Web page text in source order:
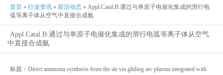
首页 » 行业资讯 » 前沿动态 » Appl.Catal.B:通过与单原子电催化集成的滑行电
弧等离子体从空气中直接合成氨
Appl.Catal.B:通过与单原子电催化集成的滑行电弧等离子体从空气
中直接合成氨
标题：Direct ammonia synthesis from the air via gliding arc plasma integrated with